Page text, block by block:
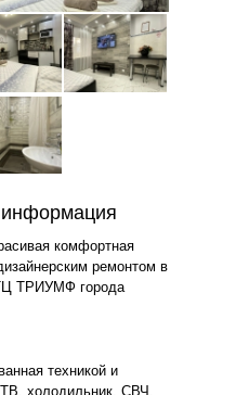
комфортная
ремонтом в
ТРИУМФ города
техникой и
холодильник, СВЧ,